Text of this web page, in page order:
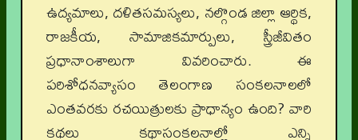
ఉద్యమాలు, దళితసమస్యలు, నల్గొండ జిల్లా ఆర్థిక,
రాజకీయ, సామాజికమార్పులు, స్త్రీజీవితం
ప్రధానాంశాలుగా వివరించారు. ఈ
పరిశోధనవ్యాసం తెలంగాణ సంకలనాలలో
ఎంతవరకు రచయిత్రులకు ప్రాధాన్యం ఉంది? వారి
కథలు కథాసంకలనాల్లో ఎన్ని